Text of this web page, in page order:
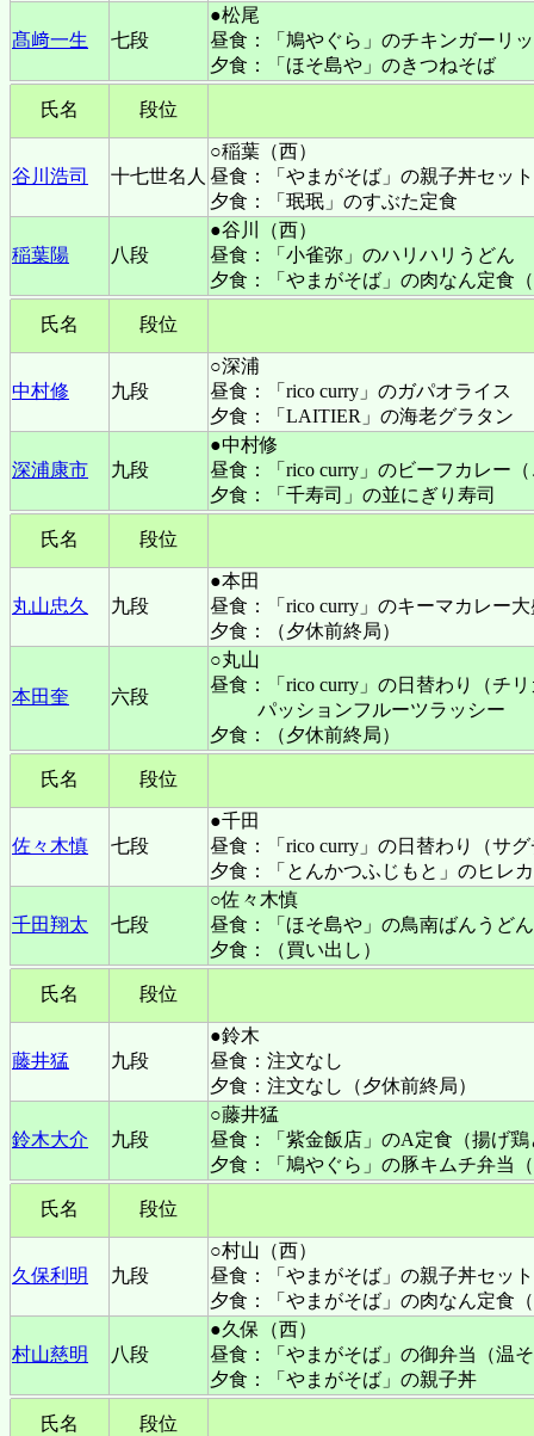
髙﨑一生 七段
●松尾
昼食：「鳩やぐら」のチキンガーリ
夕食：「ほそ島や」のきつねそば
氏名 段位
谷川浩司 十七世名人
○稲葉（西）
昼食：「やまがそば」の親子丼セッ
夕食：「珉珉」のすぶた定食
稲葉陽 八段
●谷川（西）
昼食：「小雀弥」のハリハリうどん
夕食：「やまがそば」の肉なん定食
氏名 段位
中村修 九段
○深浦
昼食：「rico curry」のガパオライス
夕食：「LAITIER」の海老グラタン
深浦康市 九段
●中村修
昼食：「rico curry」のビーフカレー
夕食：「千寿司」の並にぎり寿司
氏名 段位
丸山忠久 九段
●本田
昼食：「rico curry」のキーマカレー
夕食：（夕休前終局）
本田奎 六段
○丸山
昼食：「rico curry」の日替わり（チ
パッションフルーツラッシー
夕食：（夕休前終局）
氏名 段位
佐々木慎 七段
●千田
昼食：「rico curry」の日替わり（サ
夕食：「とんかつふじもと」のヒレ
千田翔太 七段
○佐々木慎
昼食：「ほそ島や」の鳥南ばんうどん
夕食：（買い出し）
氏名 段位
藤井猛 九段
●鈴木
昼食：注文なし
夕食：注文なし（夕休前終局）
鈴木大介 九段
○藤井猛
昼食：「紫金飯店」のA定食（揚げ
夕食：「鳩やぐら」の豚キムチ弁当
氏名 段位
久保利明 九段
○村山（西）
昼食：「やまがそば」の親子丼セッ
夕食：「やまがそば」の肉なん定食
村山慈明 八段
●久保（西）
昼食：「やまがそば」の御弁当（温
夕食：「やまがそば」の親子丼
氏名 段位